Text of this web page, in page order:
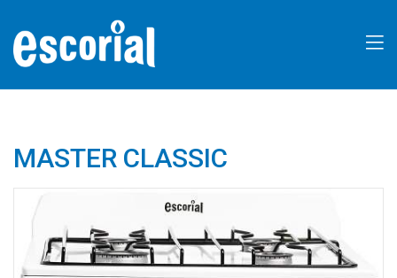
MASTER CLASSIC